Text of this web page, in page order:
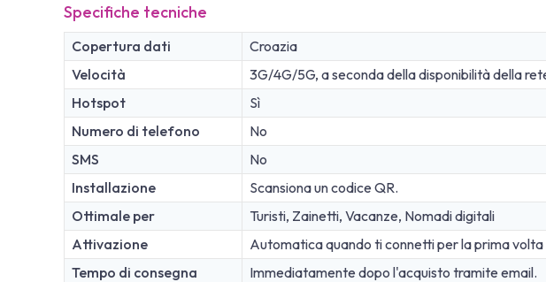
Specifiche tecniche
Copertura dati
Croazia
Velocità
3G/4G/5G, a seconda della disponibilità della
Hotspot
Sì
Numero di telefono
No
SMS
No
Installazione
Scansiona un codice QR.
Ottimale per
Turisti, Zainetti, Vacanze, Nomadi digitali
Attivazione
Automatica quando ti connetti per la prima volta
Tempo di consegna
Immediatamente dopo l'acquisto tramite email.